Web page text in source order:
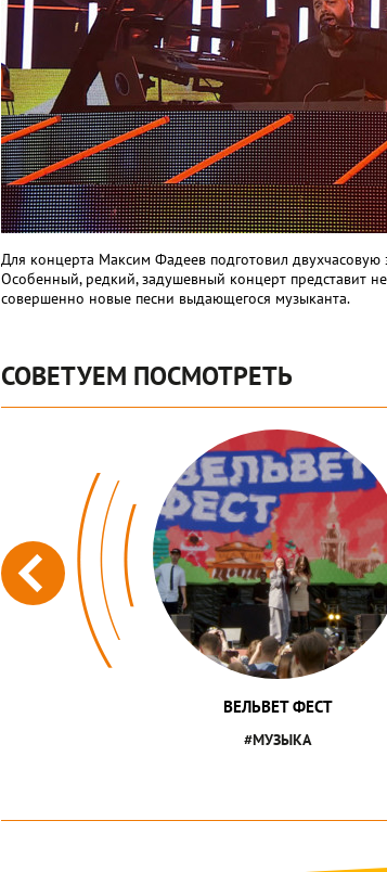
Для концерта Максим Фадеев подготовил двухчасовую
Особенный, редкий, задушевный концерт представит
совершенно новые песни выдающегося музыканта.
СОВЕТУЕМ ПОСМОТРЕТЬ
ВЕЛЬВЕТ ФЕСТ
#МУЗЫКА